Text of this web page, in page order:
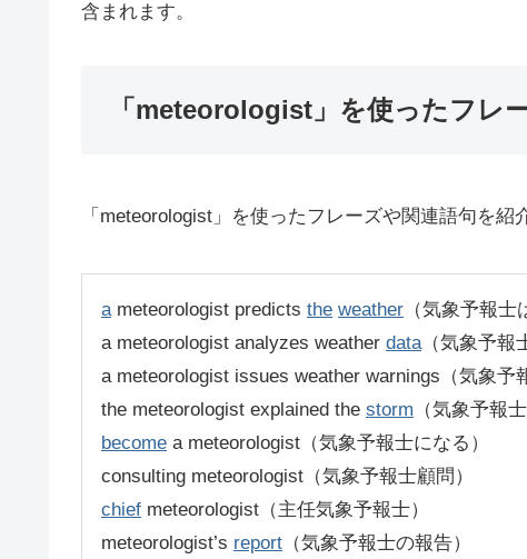
含まれます。
「meteorologist」を使ったフレ
「meteorologist」を使ったフレーズや関連語句を紹
ameteorologist predicts the weather （気象予報士
a meteorologist analyzes weather data（気象予報
a meteorologist issues weather warnings（気象予
the meteorologist explained the storm （気象予報
become a meteorologist（気象予報士になる）
consulting meteorologist（気象予報士顧問）
chief meteorologist（主任気象予報士）
meteorologist’s report （気象予報士の報告）